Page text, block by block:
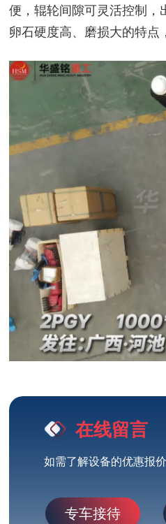
便，辊轮间隙可灵活控制，
卵石硬度高、磨损大的特点
在线留言
如需了解设备的优惠报
专车接待